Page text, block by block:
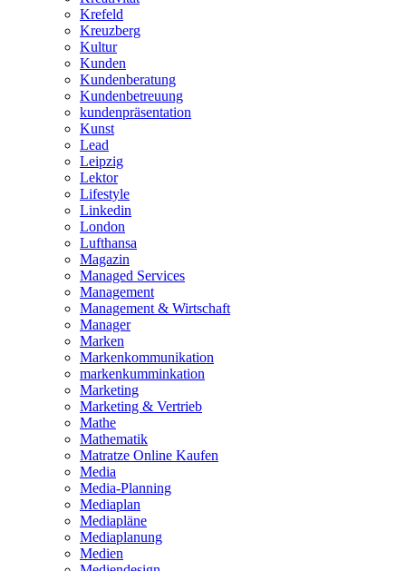
Krefeld
Kreuzberg
Kultur
Kunden
Kundenberatung
Kundenbetreuung
kundenpräsentation
Kunst
Lead
Leipzig
Lektor
Lifestyle
Linkedin
London
Lufthansa
Magazin
Managed Services
Management
Management & Wirtschaft
Manager
Marken
Markenkommunikation
markenkumminkation
Marketing
Marketing & Vertrieb
Mathe
Mathematik
Matratze Online Kaufen
Media
Media-Planning
Mediaplan
Mediapläne
Mediaplanung
Medien